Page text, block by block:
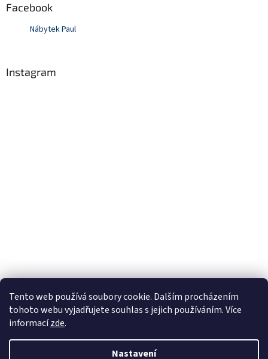
Tento web používá soubory cookie. Dalším procházením
tohoto webu vyjadřujete souhlas s jejich používáním. Více
informacízde.
Nastavení
Facebook
Nábytek Paul
Instagram